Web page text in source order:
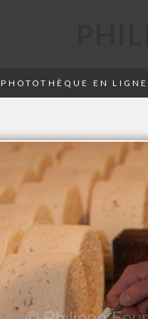
PHOTOTHÈQUE EN LIGNE